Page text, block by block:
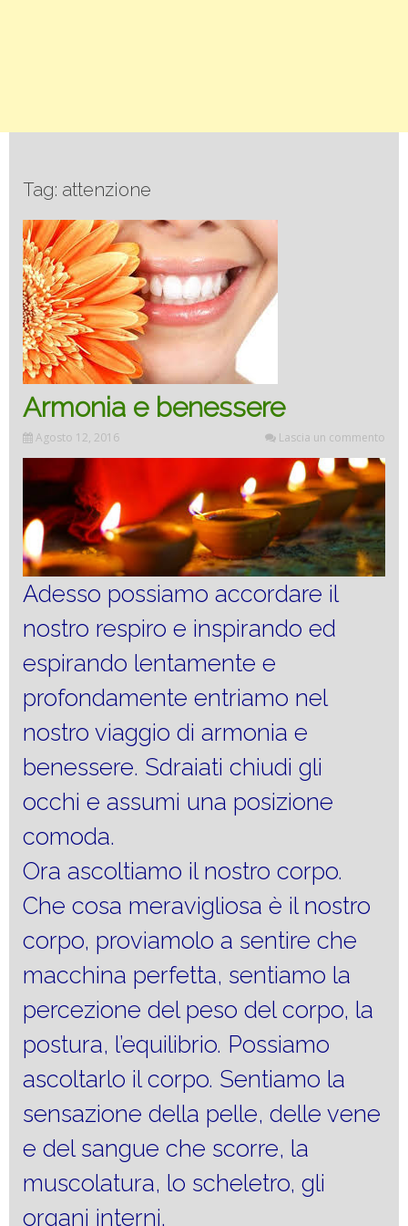
Tag: attenzione
Armonia e benessere
Agosto 12, 2016 Lascia un commento
Adesso possiamo accordare il
nostro respiro e inspirando ed
espirando lentamente e
profondamente entriamo nel
nostro viaggio di armonia e
benessere. Sdraiati chiudi gli
occhi e assumi una posizione
comoda.
Ora ascoltiamo il nostro corpo.
Che cosa meravigliosa è il nostro
corpo, proviamolo a sentire che
macchina perfetta, sentiamo la
percezione del peso del corpo, la
postura, l’equilibrio. Possiamo
ascoltarlo il corpo. Sentiamo la
sensazione della pelle, delle vene
e del sangue che scorre, la
muscolatura, lo scheletro, gli
organi interni.